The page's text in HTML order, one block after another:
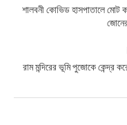
শালবনী কোভিড হাসপাতালে মোট
রাম মন্দিরের ভূমি পুজোকে কেন্দ্র